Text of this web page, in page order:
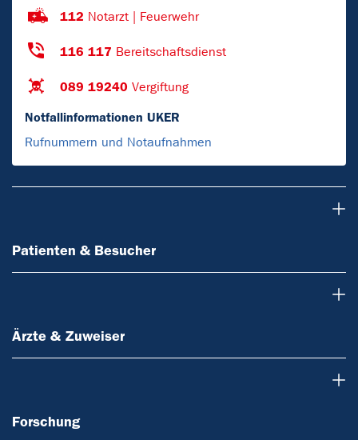
112 Notarzt | Feuerwehr
116 117 Bereitschaftsdienst
089 19240 Vergiftung
Notfallinformationen UKER
Rufnummern und Notaufnahmen
Patienten & Besucher
Ärzte & Zuweiser
Forschung